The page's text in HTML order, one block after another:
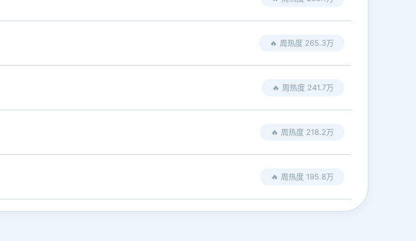
🔥 周热度 265.3万
🔥 周热度 241.7万
🔥 周热度 218.2万
🔥 周热度 195.8万